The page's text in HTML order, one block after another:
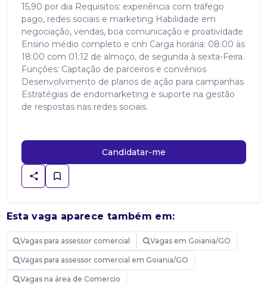
15,90 por dia Requisitos: experiência com tráfego
pago, redes sociais e marketing Habilidade em
negociação, vendas, boa comunicação e proatividade
Ensino médio completo e cnh Carga horária: 08:00 às
18:00 com 01:12 de almoço, de segunda à sexta-Feira.
Funções: Captação de parceiros e convênios
Desenvolvimento de planos de ação para campanhas
Estratégias de endomarketing e suporte na gestão
de respostas nas redes sociais.
Candidatar-me
Esta vaga aparece também em:
Vagas para assessor comercial Vagas em Goiania/GO
Vagas para assessor comercial em Goiania/GO
Vagas na área de Comercio